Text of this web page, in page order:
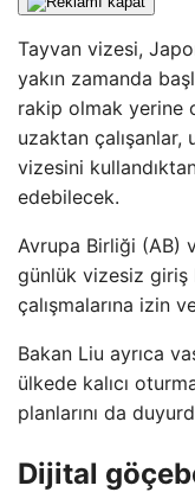
Tayvan vizesi,
yakın zamanda
rakip olmak yerine
uzaktan çalışanlar,
vizesini
edebilecek.
Avrupa Birliği (AB)
günlük vizesiz giriş
çalışmalarına izin
Bakan Liu ayrıca
ülkede kalıcı
planlarını da
Dijital